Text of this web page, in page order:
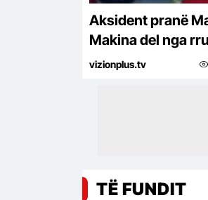
Aksident pranë
Makina del nga
punuan frenat, 7
vizionplus.tv
TË FUNDIT